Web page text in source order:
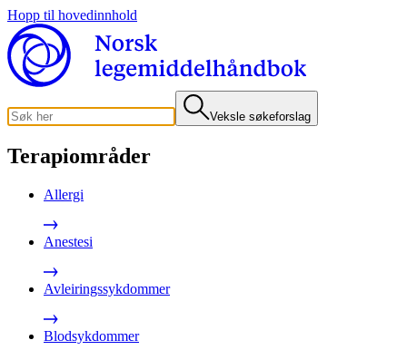
Hopp til hovedinnhold
Veksle søkeforslag
Terapiområder
Allergi
Anestesi
Avleiringssykdommer
Blodsykdommer